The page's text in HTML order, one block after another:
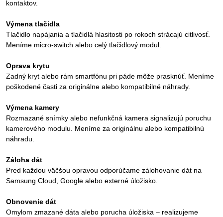
kontaktov.
Výmena tlačidla
Tlačidlo napájania a tlačidlá hlasitosti po rokoch strácajú citlivosť.
Meníme micro-switch alebo celý tlačidlový modul.
Oprava krytu
Zadný kryt alebo rám smartfónu pri páde môže prasknúť. Meníme
poškodené časti za originálne alebo kompatibilné náhrady.
Výmena kamery
Rozmazané snímky alebo nefunkčná kamera signalizujú poruchu
kamerového modulu. Meníme za originálnu alebo kompatibilnú
náhradu.
Záloha dát
Pred každou väčšou opravou odporúčame zálohovanie dát na
Samsung Cloud, Google alebo externé úložisko.
Obnovenie dát
Omylom zmazané dáta alebo porucha úložiska – realizujeme